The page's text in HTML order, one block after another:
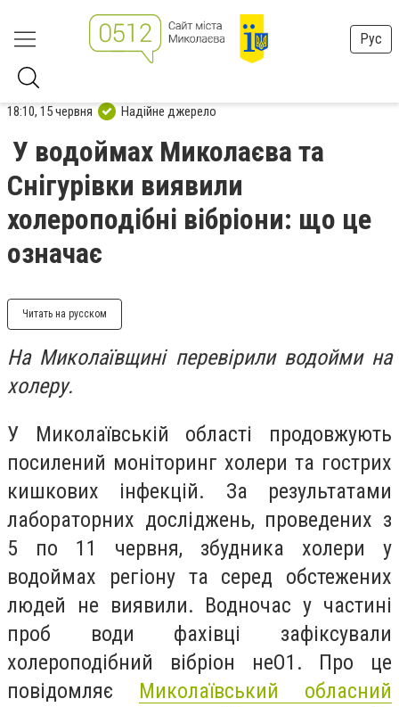
Рус
18:10, 15 червня Надійне джерело
У водоймах Миколаєва та
Снігурівки виявили
холероподібні вібріони: що це
означає
Читать на русском
На Миколаївщині перевірили водойми на
холеру.
У Миколаївській області продовжують
посилений моніторинг холери та гострих
кишкових інфекцій. За результатами
лабораторних досліджень, проведених з
5 по 11 червня, збудника холери у
водоймах регіону та серед обстежених
людей не виявили. Водночас у частині
проб води фахівці зафіксували
холероподібний вібріон неО1. Про це
повідомляє Миколаївський обласний